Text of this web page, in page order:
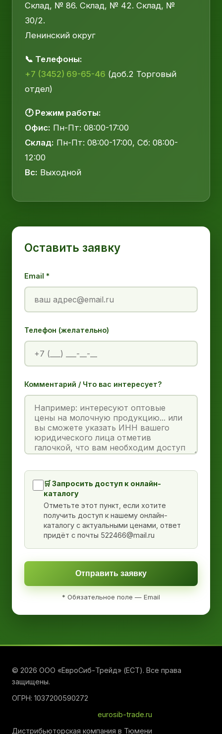
Склад, № 86. Склад, № 42. Склад, №
30/2.
Ленинский округ
📞 Телефоны:
+7 (3452) 69-65-46 (доб.2 Торговый
отдел)
🕐 Режим работы:
Офис: Пн-Пт: 08:00-17:00
Склад: Пн-Пт: 08:00-17:00, Сб: 08:00-
12:00
Вс: Выходной
Оставить заявку
Email *
Телефон (желательно)
Комментарий / Что вас интересует?
🛒 Запросить доступ к онлайн-
каталогу
Отметьте этот пункт, если хотите
получить доступ к нашему онлайн-
каталогу с актуальными ценами, ответ
придёт с почты 522466@mail.ru
Отправить заявку
* Обязательное поле — Email
© 2026 ООО «ЕвроСиб-Трейд» (ЕСТ). Все права
защищены.
ОГРН: 1037200590272
eurosib-trade.ru
Дистрибьюторская компания в Тюмени